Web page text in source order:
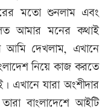
মতো শুনলাম এবং
আমার মনের কথাই
দেখলাম, এখানে
নিয়ে কাজ করতে
এখানে যারা অংশীদার
বাংলাদেশে আইটি